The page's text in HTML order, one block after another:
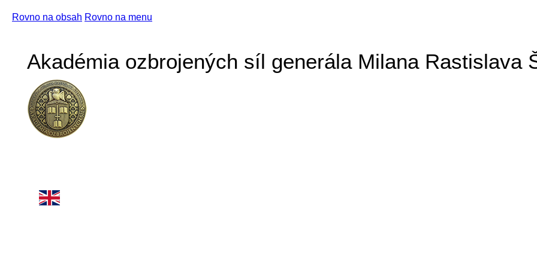
Rovno na obsah Rovno na menu
Akadémia ozbrojených síl generála Milana Rastislava